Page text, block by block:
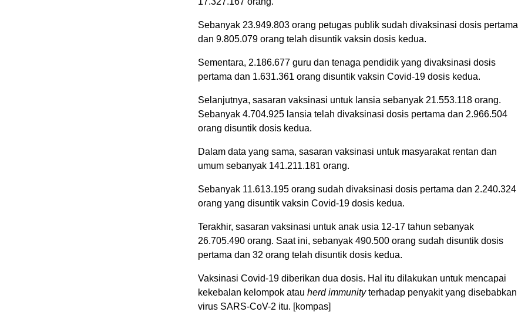
Sebanyak 23.949.803 orang petugas publik sudah divaksinasi dosis pertama
dan 9.805.079 orang telah disuntik vaksin dosis kedua.
Sementara, 2.186.677 guru dan tenaga pendidik yang divaksinasi dosis
pertama dan 1.631.361 orang disuntik vaksin Covid-19 dosis kedua.
Selanjutnya, sasaran vaksinasi untuk lansia sebanyak 21.553.118 orang.
Sebanyak 4.704.925 lansia telah divaksinasi dosis pertama dan 2.966.504
orang disuntik dosis kedua.
Dalam data yang sama, sasaran vaksinasi untuk masyarakat rentan dan
umum sebanyak 141.211.181 orang.
Sebanyak 11.613.195 orang sudah divaksinasi dosis pertama dan 2.240.324
orang yang disuntik vaksin Covid-19 dosis kedua.
Terakhir, sasaran vaksinasi untuk anak usia 12-17 tahun sebanyak
26.705.490 orang. Saat ini, sebanyak 490.500 orang sudah disuntik dosis
pertama dan 32 orang telah disuntik dosis kedua.
Vaksinasi Covid-19 diberikan dua dosis. Hal itu dilakukan untuk mencapai
kekebalan kelompok atau herd immunityterhadap penyakit yang disebabkan
virus SARS-CoV-2 itu. [kompas]